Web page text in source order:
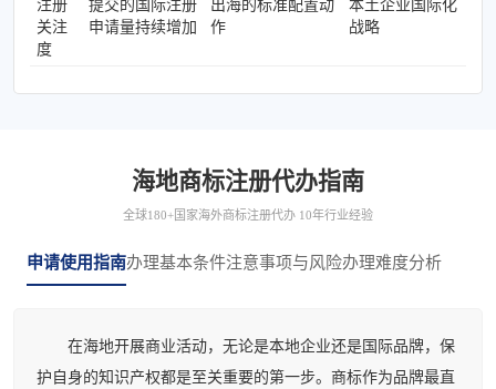
注册
关注
度
提交的国际注册
申请量持续增加
出海的标准配置动
作
本土企业国际化
战略
海地商标注册代办指南
全球180+国家海外商标注册代办 10年行业经验
申请使用指南办理基本条件注意事项与风险办理难度分析
在海地开展商业活动，无论是本地企业还是国际品牌，保
护自身的知识产权都是至关重要的第一步。商标作为品牌最直